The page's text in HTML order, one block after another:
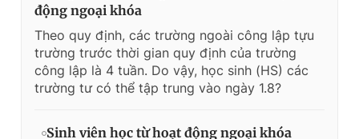
động ngoại khóa
Theo quy định, các trường ngoài công lập tựu
trường trước thời gian quy định của trường
công lập là 4 tuần. Do vậy, học sinh (HS) các
trường tư có thể tập trung vào ngày 1.8?
Sinh viên học từ hoạt động ngoại khóa